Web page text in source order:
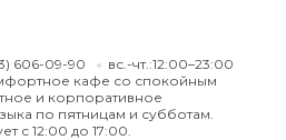
606-09-90
вс.-чт.:12:00–23:00
кафе со спокойным
и корпоративное
по пятницам и субботам.
с 12:00 до 17:00.